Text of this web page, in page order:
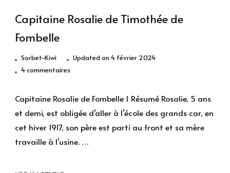
Capitaine Rosalie de Timothée de
Fombelle
Sorbet-Kiwi Updated on4 février 2024
4 commentairessur
Rosalie
Timothée
de
Fombelle
Capitaine Rosalie de Fombelle 1 Résumé Rosalie, 5 ans
et demi, est obligée d’aller à l’école des grands car, en
cet hiver 1917, son père est parti au front et sa mère
travaille à l’usine. …